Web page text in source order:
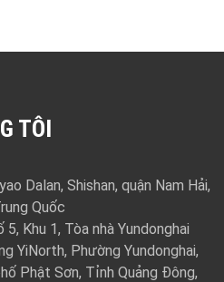
TÔI
Dalan, Shishan, quận Nam Hải,
Quốc
Khu 1, Tòa nhà Yundonghai
YiNorth, Phường Yundonghai,
Phật Sơn, Tỉnh Quảng Đông,